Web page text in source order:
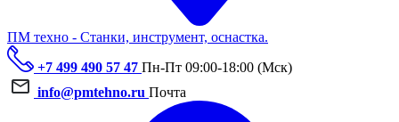
ПМ техно - Станки, инструмент, оснастка.
+7 499 490 57 47 Пн-Пт 09:00-18:00 (Мск)
info@pmtehno.ru Почта